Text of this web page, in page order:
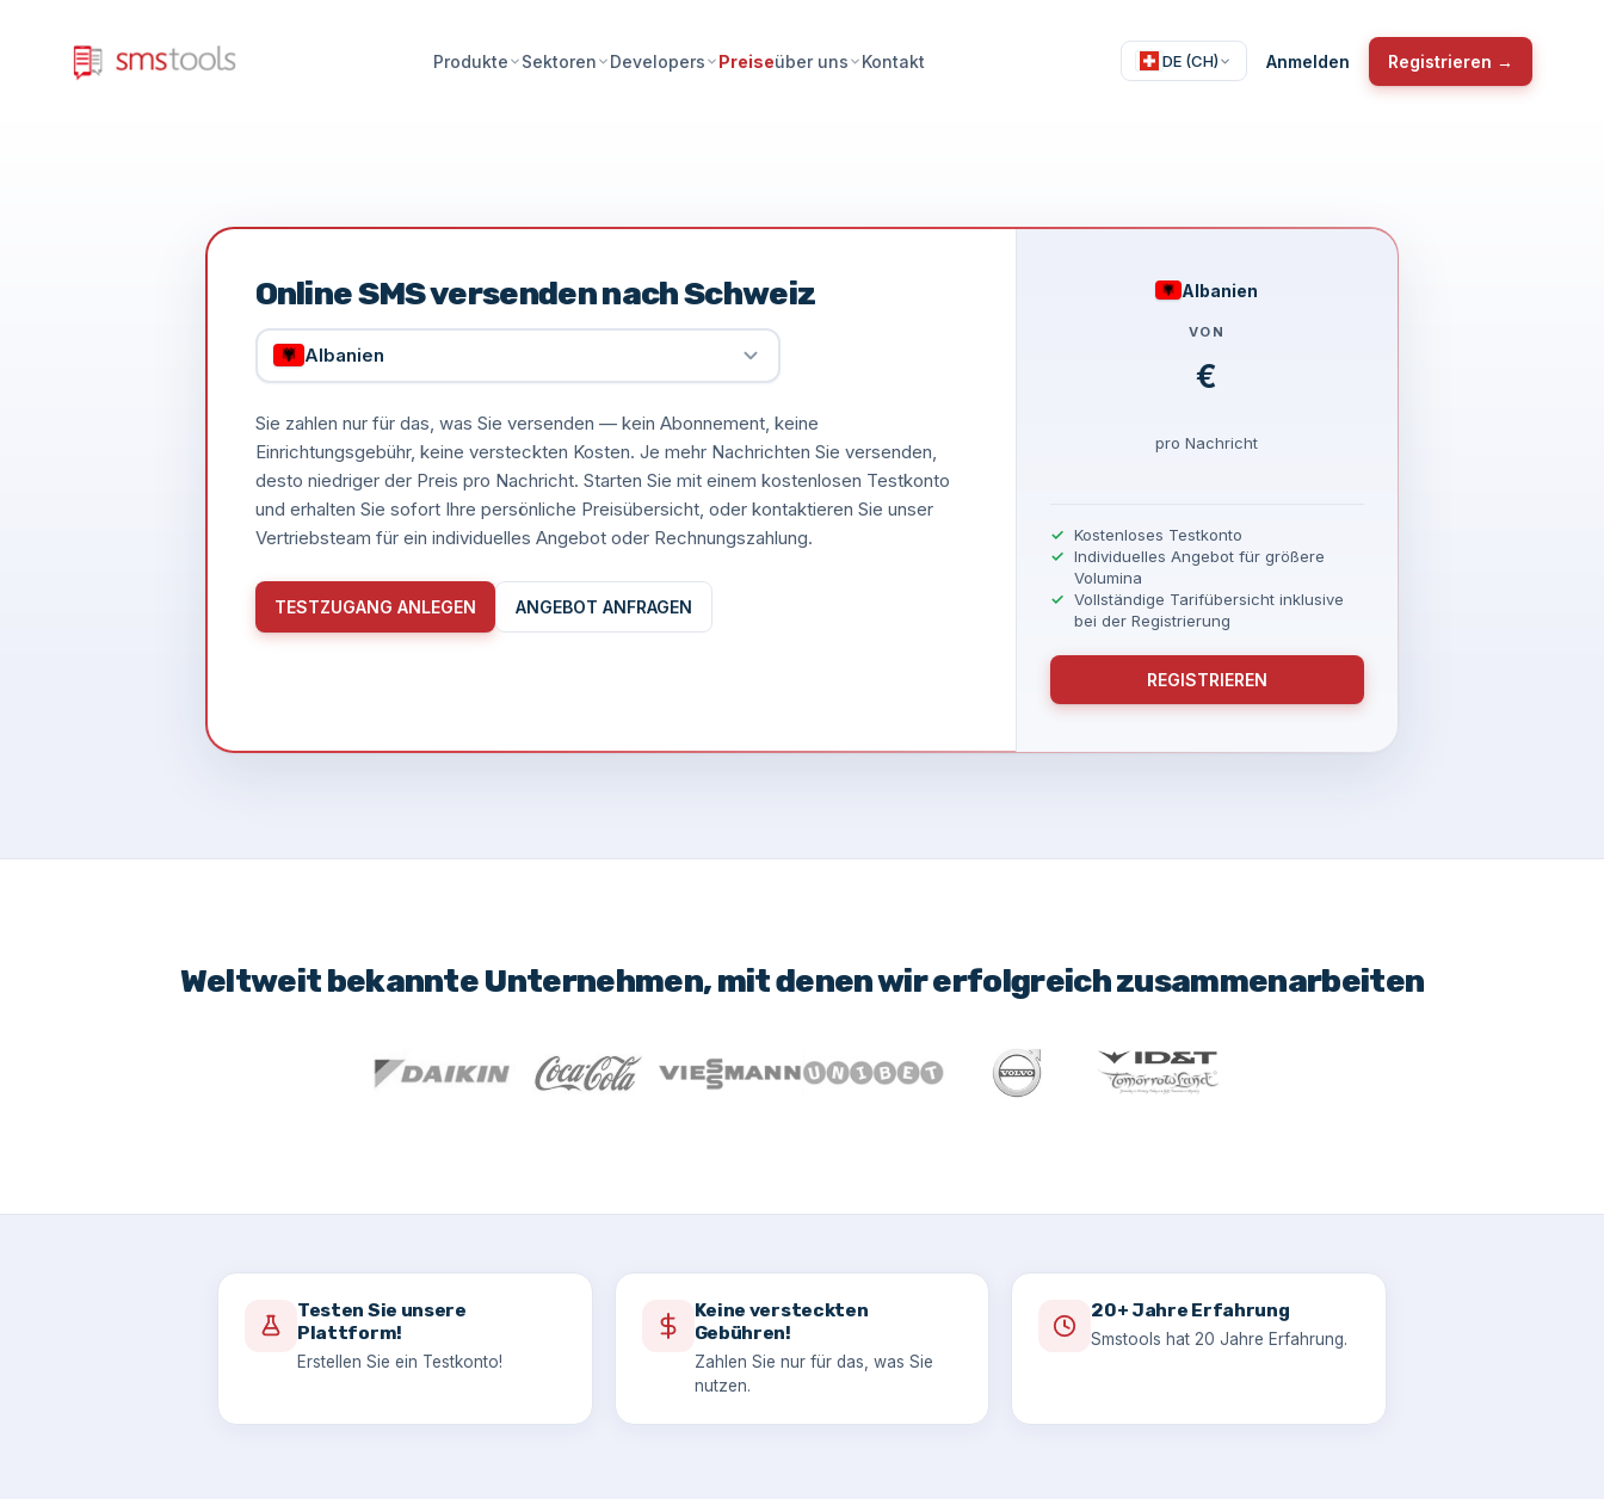
Produkte Sektoren Developers Preiseüber uns Kontakt DE (CH) Anmelden Registrieren →
Weltweit bekannte Unternehmen, mit denen wir erfolgreich zusammenarbeiten
Testen Sie unsere
Plattform!
Erstellen Sie ein Testkonto!
Keine versteckten
Gebühren!
Zahlen Sie nur für das, was Sie
nutzen.
20+ Jahre Erfahrung
Smstools hat 20 Jahre Erfahrung.
Online SMS versenden nach Schweiz
Albanien
Sie zahlen nur für das, was Sie versenden — kein Abonnement, keine
Einrichtungsgebühr, keine versteckten Kosten. Je mehr Nachrichten Sie versenden,
desto niedriger der Preis pro Nachricht. Starten Sie mit einem kostenlosen Testkonto
und erhalten Sie sofort Ihre persönliche Preisübersicht, oder kontaktieren Sie unser
Vertriebsteam für ein individuelles Angebot oder Rechnungszahlung.
TESTZUGANG ANLEGEN ANGEBOT ANFRAGEN
Albanien
VON
€
pro Nachricht
Kostenloses Testkonto
Individuelles Angebot für größere
Volumina
Vollständige Tarifübersicht inklusive
bei der Registrierung
REGISTRIEREN